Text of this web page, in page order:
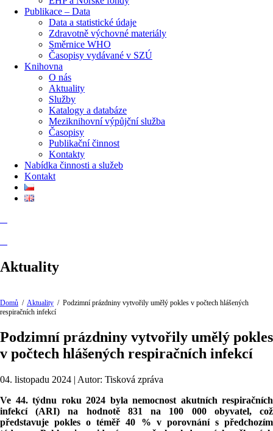
Publikace – Data
Data a statistické údaje
Zdravotně výchovné materiály
Směrnice WHO
Časopisy vydávané v SZÚ
Knihovna
O nás
Aktuality
Služby
Katalogy a databáze
Meziknihovní výpůjční služba
Časopisy
Publikační činnost
Kontakty
Nabídka činnosti a služeb
Kontakt
Aktuality
Domů / Aktuality / Podzimní prázdniny vytvořily umělý pokles v počtech hlášených
respiračních infekcí
Podzimní prázdniny vytvořily umělý pokles
v počtech hlášených respiračních infekcí
04. listopadu 2024 | Autor: Tisková zpráva
Ve 44. týdnu roku 2024 byla nemocnost akutních respiračních
infekcí (ARI) na hodnotě 831 na 100 000 obyvatel, což
představuje pokles o téměř 40 % v porovnání s předchozím